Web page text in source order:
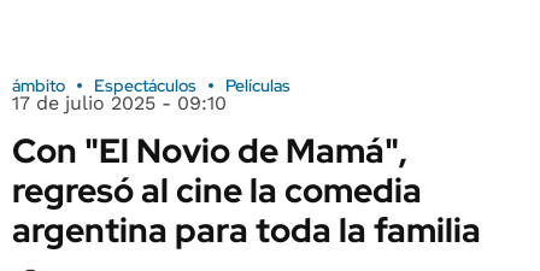
ámbito Espectáculos Películas
17 de julio 2025 - 09:10
Con "El Novio de Mamá",
regresó al cine la comedia
argentina para toda la familia